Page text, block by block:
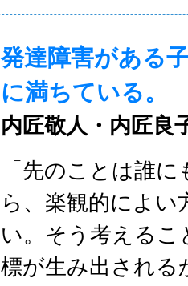
発達障害がある
に満ちている。
内匠敬人・内匠良
「先のことは誰
ら、楽観的によい
い。そう考えるこ
標が生み出される